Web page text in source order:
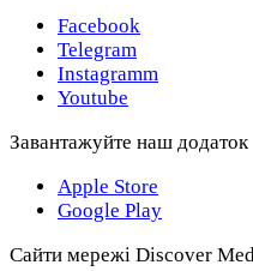
Facebook
Telegram
Instagramm
Youtube
Завантажуйте наш додаток
Apple Store
Google Play
Сайти мережі Discover